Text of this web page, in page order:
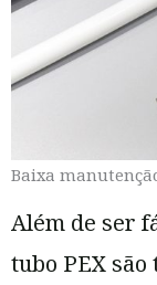
Baixa
Além de ser
tubo PEX